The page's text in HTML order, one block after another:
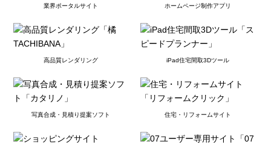
業界ポータルサイト ホームページ制作アプリ
高品質レンダリング iPad住宅間取3Dツール
写真合成・見積り提案ソフト 住宅・リフォームサイト